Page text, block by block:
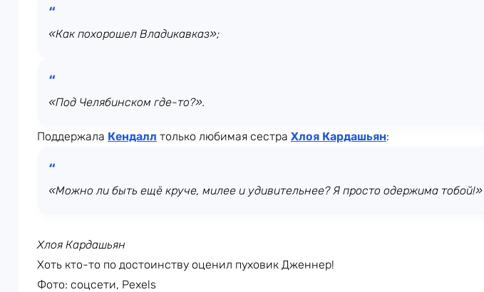
«Как похорошел Владикавказ»;
«Под Челябинском где-то?».
Поддержала Кендалл только любимая сестра Хлоя Кардашьян:
«Можно ли быть ещё круче, милее и удивительнее? Я просто одержима тобой!»
Хлоя Кардашьян
Хоть кто-то по достоинству оценил пуховик Дженнер!
Фото: соцсети, Pexels